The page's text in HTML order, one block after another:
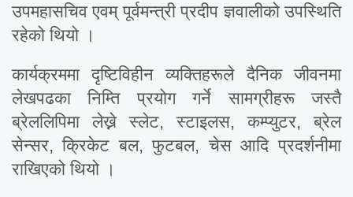
उपमहासचिव एवम् पूर्वमन्त्री प्रदीप ज्ञवालीको उपस्थिति
रहेको थियो ।
कार्यक्रममा दृष्टिविहीन व्यक्तिहरूले दैनिक जीवनमा
लेखपढका निम्ति प्रयोग गर्ने सामग्रीहरू जस्तै
ब्रेललिपिमा लेख्ने स्लेट, स्टाइलस, कम्प्युटर, ब्रेल
सेन्सर, क्रिकेट बल, फुटबल, चेस आदि प्रदर्शनीमा
राखिएको थियो ।